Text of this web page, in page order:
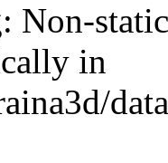
Non-
in